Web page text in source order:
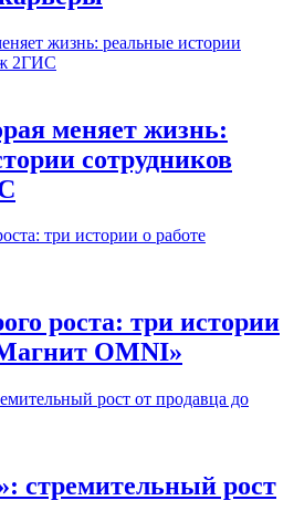
меняет жизнь:
сотрудников
роста: три истории
OMNI»
стремительный рост